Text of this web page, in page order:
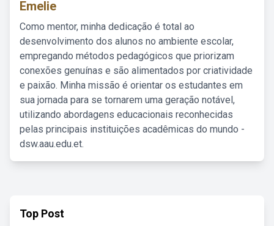
Emelie
Como mentor, minha dedicação é total ao
desenvolvimento dos alunos no ambiente escolar,
empregando métodos pedagógicos que priorizam
conexões genuínas e são alimentados por criatividade
e paixão. Minha missão é orientar os estudantes em
sua jornada para se tornarem uma geração notável,
utilizando abordagens educacionais reconhecidas
pelas principais instituições acadêmicas do mundo -
dsw.aau.edu.et.
Top Post